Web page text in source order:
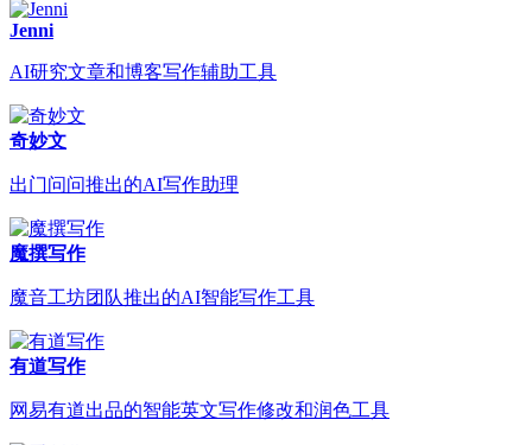
Jenni
AI研究文章和博客写作辅助工具
奇妙文
出门问问推出的AI写作助理
魔撰写作
魔音工坊团队推出的AI智能写作工具
有道写作
网易有道出品的智能英文写作修改和润色工具